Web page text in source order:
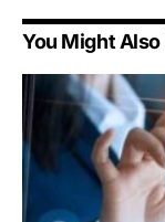
You Might Also